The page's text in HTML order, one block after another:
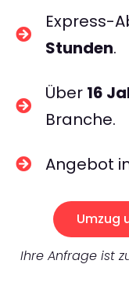
Express-
Stunden.
Über 16
Branche.
Angebot
Umzug
Ihre Anfrage ist